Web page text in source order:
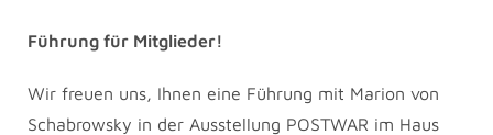
Führung für Mitglieder!
Wir freuen uns, Ihnen eine Führung mit Marion von
Schabrowsky in der Ausstellung POSTWAR im Haus